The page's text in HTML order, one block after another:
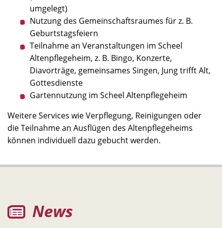
umgelegt)
Nutzung des Gemeinschaftsraumes für z. B.
Geburtstagsfeiern
Teilnahme an Veranstaltungen im Scheel
Altenpflegeheim, z. B. Bingo, Konzerte,
Diavorträge, gemeinsames Singen, Jung trifft Alt,
Gottesdienste
Gartennutzung im Scheel Altenpflegeheim
Weitere Services wie Verpflegung, Reinigungen oder
die Teilnahme an Ausflügen des Altenpflegeheims
können individuell dazu gebucht werden.
News